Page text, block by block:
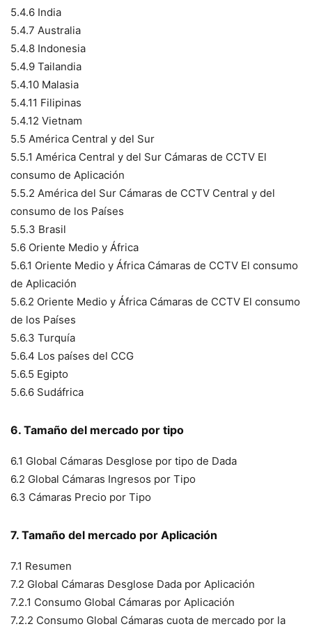
5.4.6 India
5.4.7 Australia
5.4.8 Indonesia
5.4.9 Tailandia
5.4.10 Malasia
5.4.11 Filipinas
5.4.12 Vietnam
5.5 América Central y del Sur
5.5.1 América Central y del Sur Cámaras de CCTV El
consumo de Aplicación
5.5.2 América del Sur Cámaras de CCTV Central y del
consumo de los Países
5.5.3 Brasil
5.6 Oriente Medio y África
5.6.1 Oriente Medio y África Cámaras de CCTV El consumo
de Aplicación
5.6.2 Oriente Medio y África Cámaras de CCTV El consumo
de los Países
5.6.3 Turquía
5.6.4 Los países del CCG
5.6.5 Egipto
5.6.6 Sudáfrica
6. Tamaño del mercado por tipo
6.1 Global Cámaras Desglose por tipo de Dada
6.2 Global Cámaras Ingresos por Tipo
6.3 Cámaras Precio por Tipo
7. Tamaño del mercado por Aplicación
7.1 Resumen
7.2 Global Cámaras Desglose Dada por Aplicación
7.2.1 Consumo Global Cámaras por Aplicación
7.2.2 Consumo Global Cámaras cuota de mercado por la